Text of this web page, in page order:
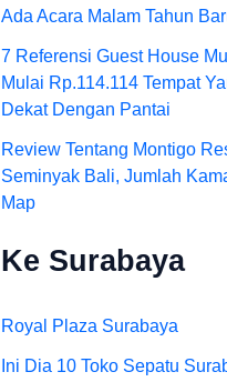
Ada Acara Malam Tahun
7 Referensi Guest House
Mulai Rp.114.114 Tempat
Dekat Dengan Pantai
Review Tentang Montigo
Seminyak Bali, Jumlah
Map
Ke Surabaya
Royal Plaza Surabaya
Ini Dia 10 Toko Sepatu